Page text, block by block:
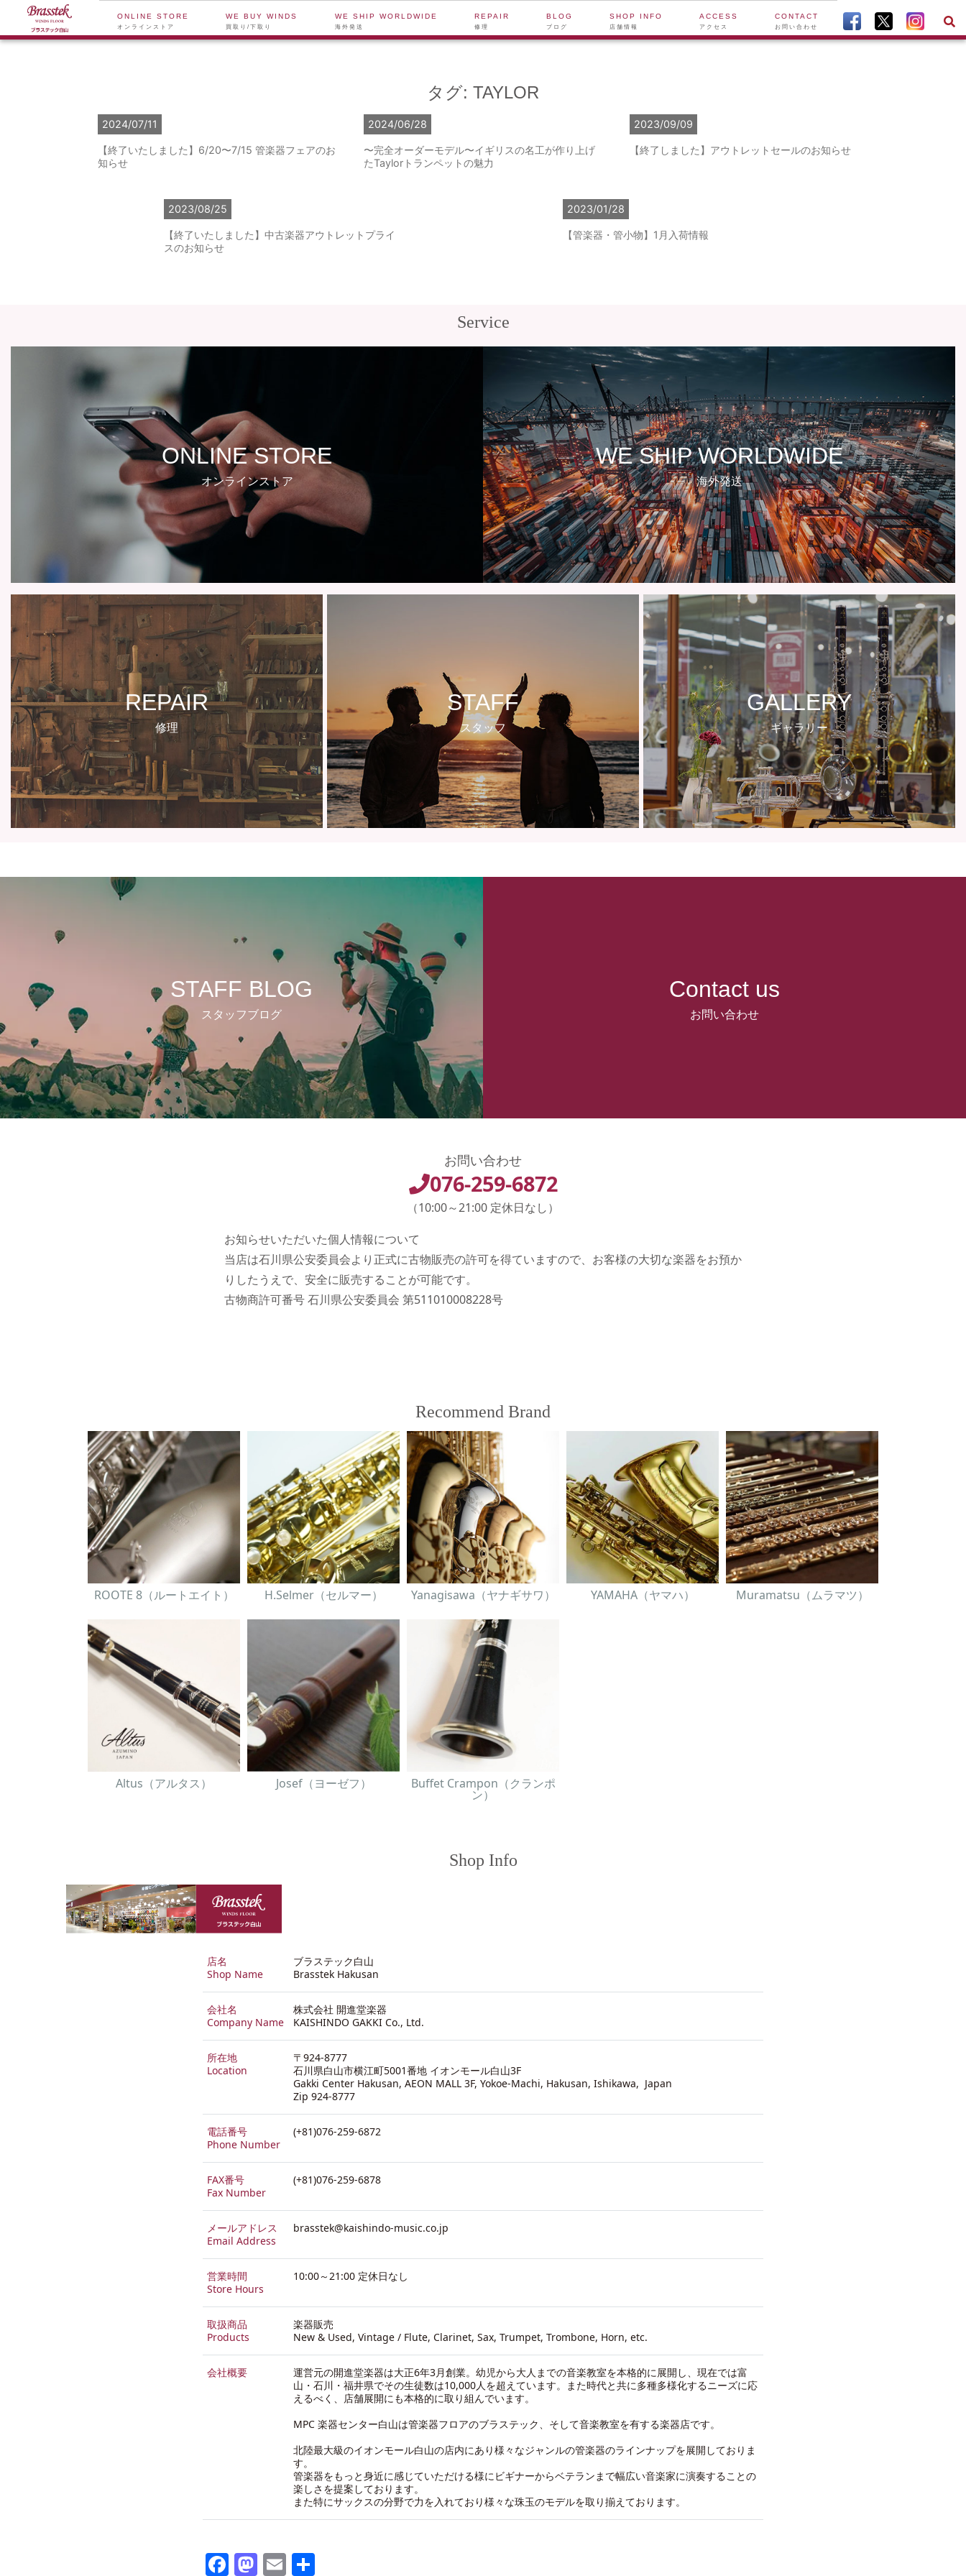
ONLINE STORE
オンラインストア
WE BUY WINDS
買取り/下取り
WE SHIP WORLDWIDE
海外発送
REPAIR
修理
BLOG
ブログ
SHOP INFO
店舗情報
ACCESS
アクセス
CONTACT
お問い合わせ
タグ: TAYLOR
2024/07/11
【終了いたしました】6/20〜7/15 管楽器フェアのお
知らせ
2024/06/28
〜完全オーダーモデル〜イギリスの名工が作り上げ
たTaylorトランペットの魅力
2023/09/09
【終了しました】アウトレットセールのお知らせ
2023/08/25
【終了いたしました】中古楽器アウトレットプライ
スのお知らせ
2023/01/28
【管楽器・管小物】1月入荷情報
Service
ONLINE STORE
オンラインストア
WE SHIP WORLDWIDE
海外発送
REPAIR
修理
STAFF
スタッフ
GALLERY
ギャラリー
STAFF BLOG
スタッフブログ
Contact us
お問い合わせ
お問い合わせ
076-259-6872
（10:00～21:00 定休日なし）
お知らせいただいた個人情報について
当店は石川県公安委員会より正式に古物販売の許可を得ていますので、お客様の大切な楽器をお預か
りしたうえで、安全に販売することが可能です。
古物商許可番号 石川県公安委員会 第511010008228号
Recommend Brand
ROOTE 8（ルートエイト） H.Selmer（セルマー） Yanagisawa（ヤナギサワ） YAMAHA（ヤマハ） Muramatsu（ムラマツ）
Altus（アルタス） Josef（ヨーゼフ） Buffet Crampon（クランポ
ン）
Shop Info
店名
Shop Name
ブラステック白山
Brasstek Hakusan
会社名
Company Name
株式会社 開進堂楽器
KAISHINDO GAKKI Co., Ltd.
所在地
Location
〒924-8777
石川県白山市横江町5001番地 イオンモール白山3F
Gakki Center Hakusan, AEON MALL 3F, Yokoe-Machi, Hakusan, Ishikawa, Japan
Zip 924-8777
電話番号
Phone Number
(+81)076-259-6872
FAX番号
Fax Number
(+81)076-259-6878
メールアドレス
Email Address
brasstek@kaishindo-music.co.jp
営業時間
Store Hours
10:00～21:00 定休日なし
取扱商品
Products
楽器販売
New & Used, Vintage / Flute, Clarinet, Sax, Trumpet, Trombone, Horn, etc.
会社概要
運営元の開進堂楽器は大正6年3月創業。幼児から大人までの音楽教室を本格的に展開し、現在では富
山・石川・福井県でその生徒数は10,000人を超えています。また時代と共に多種多様化するニーズに応
えるべく、店舗展開にも本格的に取り組んでいます。
MPC 楽器センター白山は管楽器フロアのブラステック、そして音楽教室を有する楽器店です。
北陸最大級のイオンモール白山の店内にあり様々なジャンルの管楽器のラインナップを展開しておりま
す。
管楽器をもっと身近に感じていただける様にビギナーからベテランまで幅広い音楽家に演奏することの
楽しさを提案しております。
また特にサックスの分野で力を入れており様々な珠玉のモデルを取り揃えております。
Facebook
Mastodon
Email